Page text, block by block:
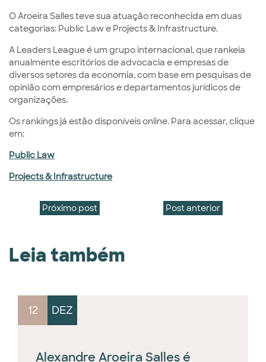
O Aroeira Salles teve sua atuação reconhecida em duas
categorias: Public Law e Projects & Infrastructure.
A Leaders League é um grupo internacional, que rankeia
anualmente escritórios de advocacia e empresas de
diversos setores da economia, com base em pesquisas de
opinião com empresários e departamentos jurídicos de
organizações.
Os rankings já estão disponíveis online. Para acessar, clique
em:
Public Law
Projects & Infrastructure
Próximo post Post anterior
Leia também
12 DEZ
Alexandre Aroeira Salles é